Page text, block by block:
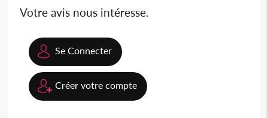
Votre avis nous intéresse.
Se Connecter
Créer votre compte